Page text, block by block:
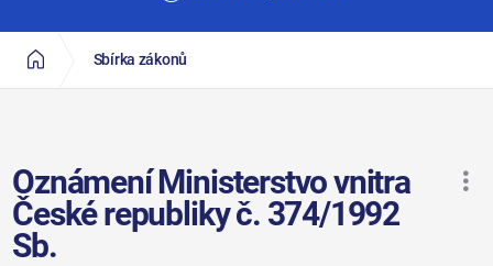
Sbírka zákonů
Oznámení Ministerstvo vnitra
České republiky č. 374/1992
Sb.